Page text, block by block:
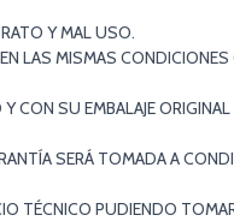
Y MAL USO.
LAS MISMAS
CON SU EMBALAJE ORIGINAL
SERÁ TOMADA A
TÉCNICO PUDIENDO